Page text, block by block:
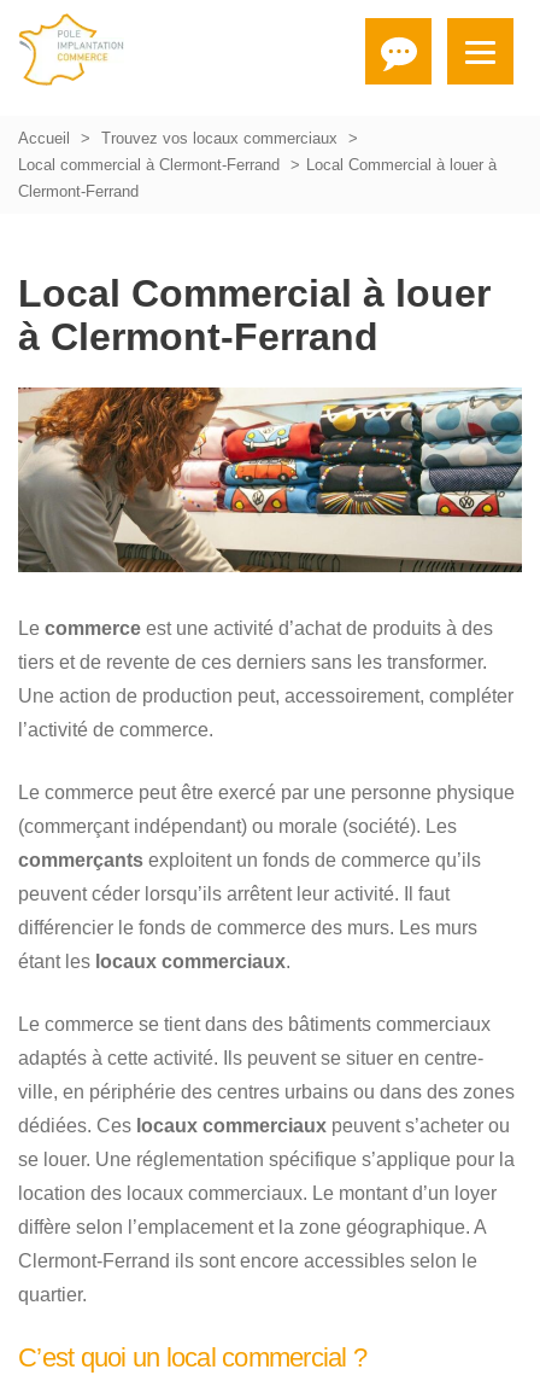
Accueil
Trouvez vos locaux commerciaux
Local commercial à Clermont-Ferrand
Local Commercial à louer à
Clermont-Ferrand
Local Commercial à louer
à Clermont-Ferrand
Le commerce est une activité d’achat de produits à des
tiers et de revente de ces derniers sans les transformer.
Une action de production peut, accessoirement, compléter
l’activité de commerce.
Le commerce peut être exercé par une personne physique
(commerçant indépendant) ou morale (société). Les
commerçants exploitent un fonds de commerce qu’ils
peuvent céder lorsqu’ils arrêtent leur activité. Il faut
différencier le fonds de commerce des murs. Les murs
étant les locaux commerciaux.
Le commerce se tient dans des bâtiments commerciaux
adaptés à cette activité. Ils peuvent se situer en centre-
ville, en périphérie des centres urbains ou dans des zones
dédiées. Ces locaux commerciaux peuvent s’acheter ou
se louer. Une réglementation spécifique s’applique pour la
location des locaux commerciaux. Le montant d’un loyer
diffère selon l’emplacement et la zone géographique. A
Clermont-Ferrand ils sont encore accessibles selon le
quartier.
C’est quoi un local commercial ?